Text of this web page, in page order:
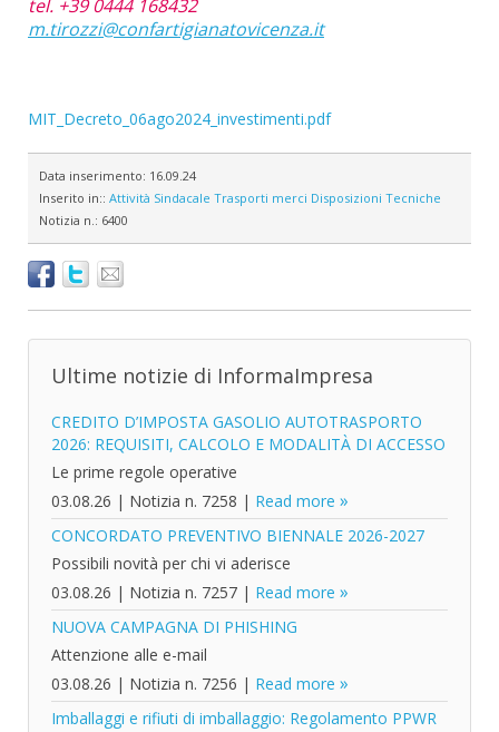
tel. +39 0444 168432
m.tirozzi@confartigianatovicenza.it
MIT_Decreto_06ago2024_investimenti.pdf
Data inserimento: 16.09.24
Inserito in:: Attività Sindacale Trasporti merci Disposizioni Tecniche
Notizia n.: 6400
Ultime notizie di InformaImpresa
CREDITO D’IMPOSTA GASOLIO AUTOTRASPORTO
2026: REQUISITI, CALCOLO E MODALITÀ DI ACCESSO
Le prime regole operative
03.08.26 | Notizia n. 7258 | Read more
CONCORDATO PREVENTIVO BIENNALE 2026-2027
Possibili novità per chi vi aderisce
03.08.26 | Notizia n. 7257 | Read more
NUOVA CAMPAGNA DI PHISHING
Attenzione alle e-mail
03.08.26 | Notizia n. 7256 | Read more
Imballaggi e rifiuti di imballaggio: Regolamento PPWR